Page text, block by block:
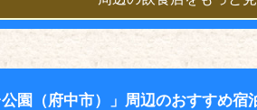
園（府中市）」周辺のおすすめ宿